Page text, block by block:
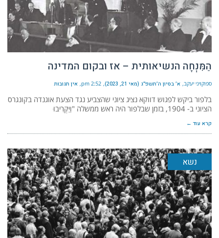
הַמִּנְחָה הנשיאותית – אז ובקום המדינה
ספוקויני יעקב א׳ בסיון ה׳תשפ״ג (מאי 21, 2023) 2:52 pm אין תגובות
בלפור ביקש לפגוש דווקא נציג ציוני שהצביע נגד הצעת אוגנדה בקונגרס
הציוני ב- 1904, בזמן שבלפור היה ראש ממשלה "וַיַּקְרִיבוּ
קרא עוד ←
נשא